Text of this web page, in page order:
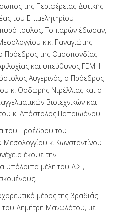
της Περιφέρειας Δυτικής
του Επιμελητηρίου
Το παρών έδωσαν,
κ.κ. Παναγιώτης
Πρόεδρος της Ομοσπονδίας
και υπεύθυνος ΓΕΜΗ
Αυγερινός, ο Πρόεδρος
κ. Θοδωρής Ντρέλλιας και ο
Βιοτεχνικών και
κ. Απόστολος Παπαϊωάνου.
του Προέδρου του
κ. Κωνσταντίνου
έκοψε την
υπόλοιπα μέλη του Δ.Σ.,
μέρος της βραδιάς
του Δημήτρη Μανωλάτου, με